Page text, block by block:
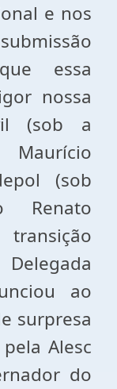
e nos
essa
nossa
(sob a
(sob
Renato
ao
surpresa
Alesc
do